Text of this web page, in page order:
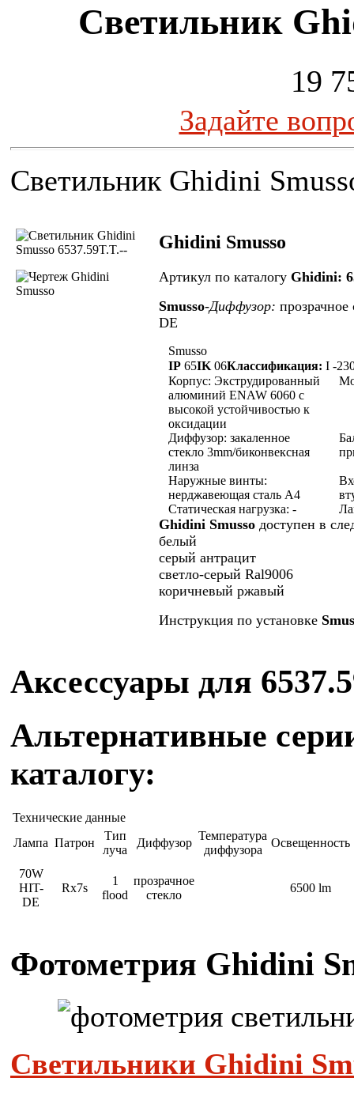
Светильник
19
Задайте
Светильник Ghidini
Ghidini Smusso
Артикул по каталогу Ghidini:
Smusso-Диффузор: прозрачное
DE
Smusso
IP 65IK 06Классификация: I -
Корпус: Экструдированный
алюминий ENAW 6060 c
высокой устойчивостью к
оксидации
Диффузор: закаленное
стекло 3mm/биконвексная
линза
Наружные винты:
нерджавеющая сталь А4
Статическая нагрузка: -
Ghidini Smusso доступен в
белый
серый антрацит
светло-серый Ral9006
коричневый ржавый
Инструкция по установке
Аксессуары для
Альтернативные
каталогу:
Технические данные
Лампа Патрон
Тип
луча
Диффузор
Температура
диффузора
Освещенность
70W
HIT-
DE
Rx7s
1
flood
прозрачное
стекло
6500 lm
Фотометрия Ghidini
Светильники Ghidini